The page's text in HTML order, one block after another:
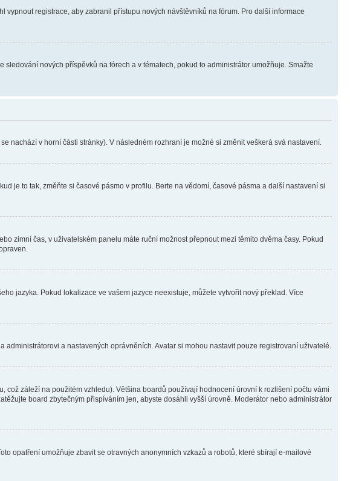
registrace, aby zabranil přístupu nových návštěvníků na fórum. Pro další informace
nových příspěvků na fórech a v tématech, pokud to administrátor umožňuje. Smažte
nachází v horní části stránky). V následném rozhraní je možné si změnit veškerá svá nastavení.
je to tak, změňte si časové pásmo v profilu. Berte na vědomí, časové pásma a další nastavení si
zimní čas, v uživatelském panelu máte ruční možnost přepnout mezi těmito dvěma časy. Pokud
jazyka. Pokud lokalizace ve vašem jazyce neexistuje, můžete vytvořit nový překlad. Více
a nastavených oprávněních. Avatar si mohou nastavit pouze registrovaní uživatelé.
záleží na použitém vzhledu). Většina boardů používají hodnocení úrovní k rozlišení počtu vámi
board zbytečným přispíváním jen, abyste dosáhli vyšší úrovně. Moderátor nebo administrátor
opatření umožňuje zbavit se otravných anonymních vzkazů a robotů, které sbírají e-mailové